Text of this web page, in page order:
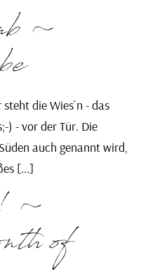
~
die Wies`n - das
) - vor der Tür. Die
auch genannt wird,
[...]
~
of